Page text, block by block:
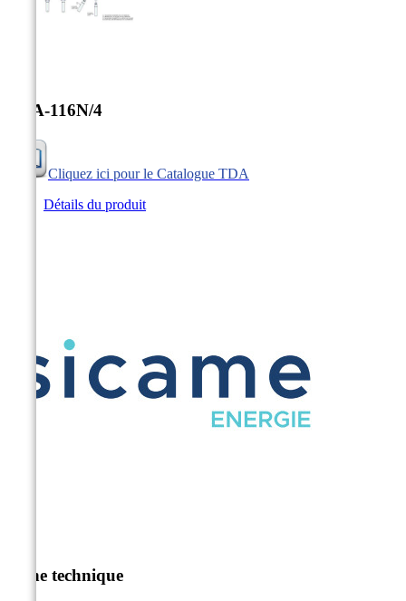
TDA-116N/4
Cliquez ici pour le Catalogue TDA
Détails du produit
Fiche technique